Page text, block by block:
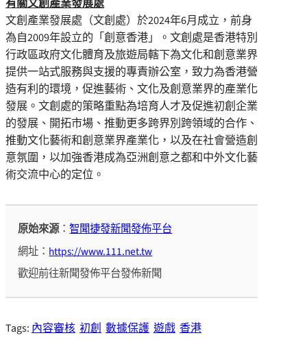
有關文創產業發展處
文創產業發展處（文創處）於2024年6月成立，前身
為自2009年設立的「創意香港」。文創處是香港特別
行政區政府文化體育及旅遊局轄下為文化和創意業界
提供一站式服務與支援的專責辦公室，致力為香港營
造有利的環境，促進藝術、文化及創意業界的產業化
發展。文創處的策略重點為培育人才及促進初創企業
的發展、開拓市場、推動更多跨界別跨領域的合作、
推動文化藝術和創意業界產業化，以及在社會營造創
意氛圍，以加強香港成為亞洲創意之都和中外文化藝
術交流中心的定位。
原始來源：智聞捷發新聞發佈平台
網址： https://www.111.net.tw
歡迎前往新聞發佈平台發佈新聞
Tags: 內容審核 初創 數據保護 遊戲 香港